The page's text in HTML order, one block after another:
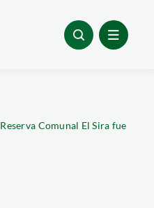
Comunal El Sira fue